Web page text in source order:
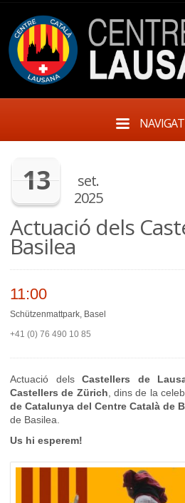
13
set.
2025
Actuació dels
Basilea
11:00
Schützenmattpark, Basel
+41 (0) 76 490 10 85
Actuació delsCastellers de
Castellers de Zürich , dins de la
de Catalunya del Centre Català de
de Basilea.
Us hi esperem!